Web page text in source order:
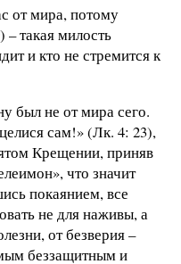
от мира, потому
такая милость
и кто не стремится к
был не от мира сего.
сам!» (Лк. 4: 23),
Крещении, приняв
что значит
покаянием, все
не для наживы, а
от безверия –
беззащитным и